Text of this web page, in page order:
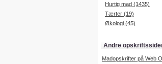
Hurtig mad (1435)
Tærter (19)
Økologi (45)
Andre
Madopskrifter på Web